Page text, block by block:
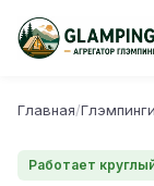
Главная/Глэмпинги
Работает